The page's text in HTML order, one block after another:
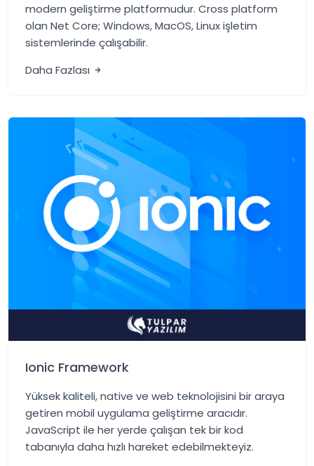
modern geliştirme platformudur. Cross platform
olan Net Core; Windows, MacOS, Linux işletim
sistemlerinde çalışabilir.
Daha Fazlası
Ionic Framework
Yüksek kaliteli, native ve web teknolojisini bir araya
getiren mobil uygulama geliştirme aracıdır.
JavaScript ile her yerde çalışan tek bir kod
tabanıyla daha hızlı hareket edebilmekteyiz.